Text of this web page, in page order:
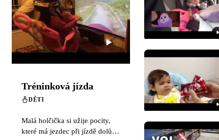
Tréninková jízda
DĚTI
Malá holčička si užije pocity,
které má jezdec při jízdě dolů